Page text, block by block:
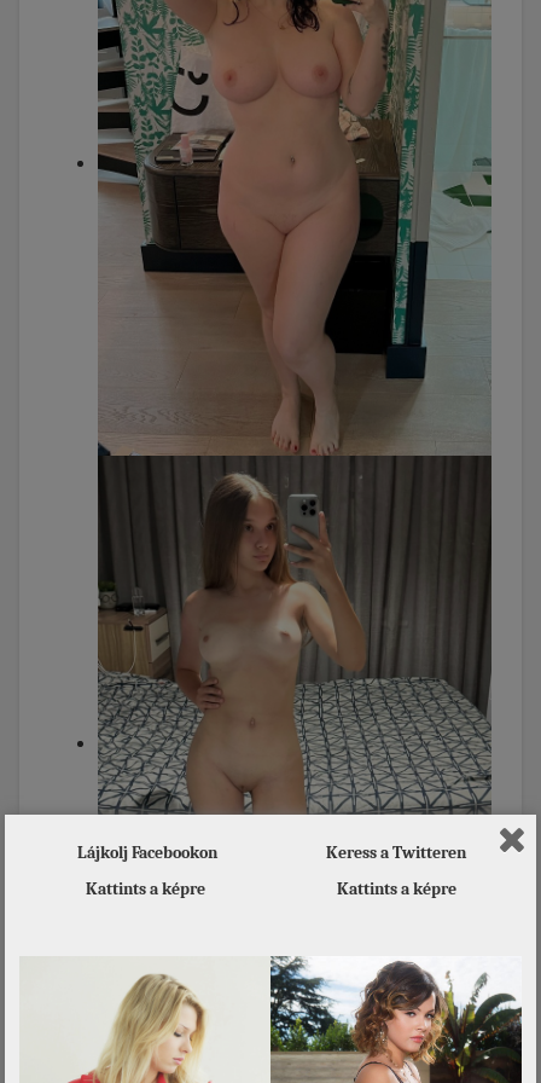
Lájkolj Facebookon
Kattints a képre
Keress a Twitteren
Kattints a képre